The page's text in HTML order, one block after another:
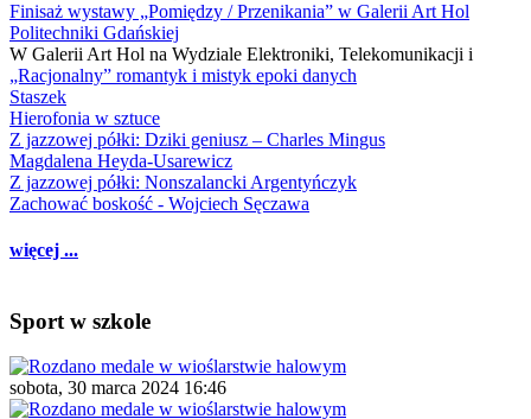
Finisaż wystawy „Pomiędzy / Przenikania” w Galerii Art Hol
Politechniki Gdańskiej
W Galerii Art Hol na Wydziale Elektroniki, Telekomunikacji i
„Racjonalny” romantyk i mistyk epoki danych
Staszek
Hierofonia w sztuce
Z jazzowej półki: Dziki geniusz – Charles Mingus
Magdalena Heyda-Usarewicz
Z jazzowej półki: Nonszalancki Argentyńczyk
Zachować boskość - Wojciech Sęczawa
więcej ...
Sport w szkole
sobota, 30 marca 2024 16:46